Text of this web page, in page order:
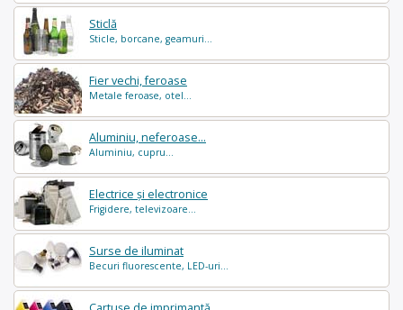
Sticlă
Sticle, borcane, geamuri...
Fier vechi, feroase
Metale feroase, otel...
Aluminiu, neferoase...
Aluminiu, cupru...
Electrice și electronice
Frigidere, televizoare...
Surse de iluminat
Becuri fluorescente, LED-uri...